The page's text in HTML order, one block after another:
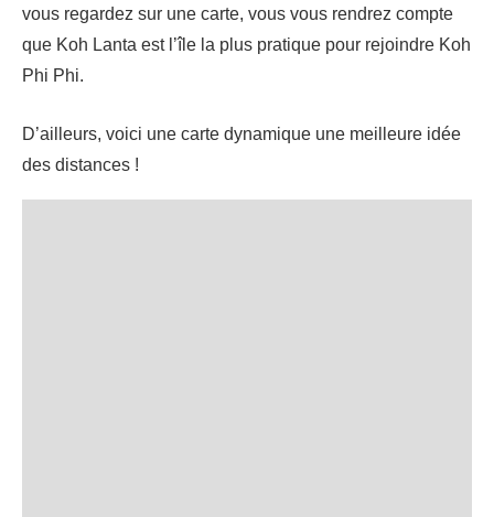
vous regardez sur une carte, vous vous rendrez compte
que Koh Lanta est l’île la plus pratique pour rejoindre Koh
Phi Phi.
D’ailleurs, voici une carte dynamique une meilleure idée
des distances !